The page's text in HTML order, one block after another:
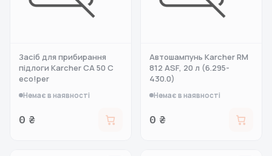
Засіб для прибирання
підлоги Karcher CA 50 C
eco!per
Немає в наявності
0 ₴
Автошампунь Karcher RM
812 ASF, 20 л (6.295-
430.0)
Немає в наявності
0 ₴